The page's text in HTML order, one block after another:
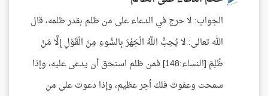
الجواب: لا حرج في الدعاء على من ظلم بقدر ظلمه، قال
الله تعالى: لا يُحِبُّ اللَّهُ الْجَهْرَ بِالسُّوءِ مِنَ الْقَوْلِ إِلَّا مَنْ
ظُلِمَ [النساء:148] فمن ظلم استحق أن يدعى عليه، وإذا
سمحت وعفوت فلك أجر عظيم، وإذا دعوت على من